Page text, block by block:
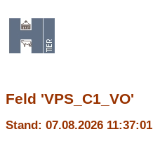
Feld 'VPS_C1_VO'
Stand: 07.08.2026 11:37:01